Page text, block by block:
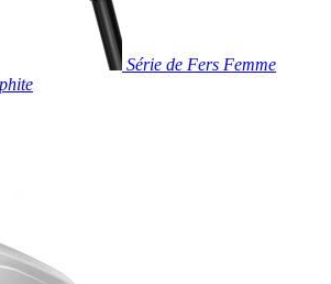
Série de Fers Femme